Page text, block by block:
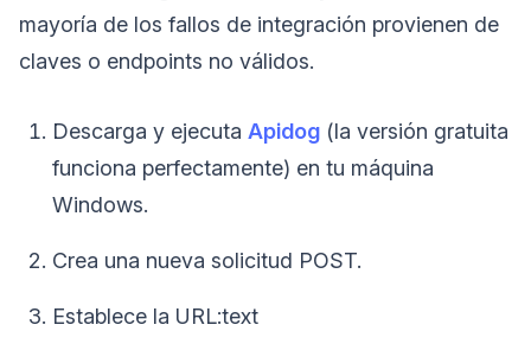
mayoría de los fallos de integración provienen de
claves o endpoints no válidos.
Descarga y ejecuta Apidog (la versión gratuita
funciona perfectamente) en tu máquina
Windows.
Crea una nueva solicitud POST.
Establece la URL:text